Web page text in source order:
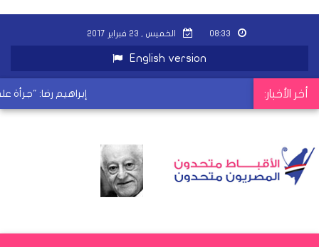
٠٨:٣٣ الخميس , ٢٣ فبراير ٢٠١٧
English version
أخر الأخبار: إبراهيم رضا: "جرأة